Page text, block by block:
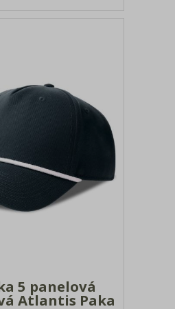
5 panelová
Atlantis Paka